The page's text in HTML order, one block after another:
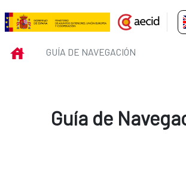
Skip to Main Content
Guía de Navegación
INICIOGUÍA DE NAVEGACIÓN
Guía de